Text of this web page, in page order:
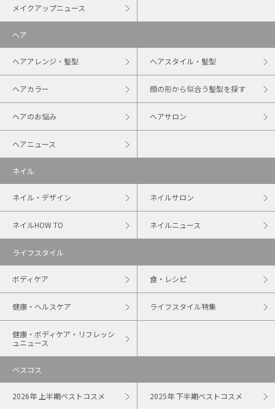
メイクアップニュース
ヘア
ヘアアレンジ・髪型 ヘアスタイル・髪型
ヘアカラー 顔の形から似合う髪型を探す
ヘアのお悩み ヘアサロン
ヘアニュース
ネイル
ネイル・デザイン ネイルサロン
ネイルHOW TO ネイルニュース
ライフスタイル
ボディケア 食・レシピ
健康・ヘルスケア ライフスタイル特集
健康・ボディケア・リフレッシ
ュニュース
ベスコス
2026年 上半期ベストコスメ 2025年 下半期ベストコスメ